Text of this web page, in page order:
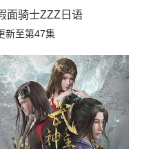
面骑士ZZZ日语
新至第47集